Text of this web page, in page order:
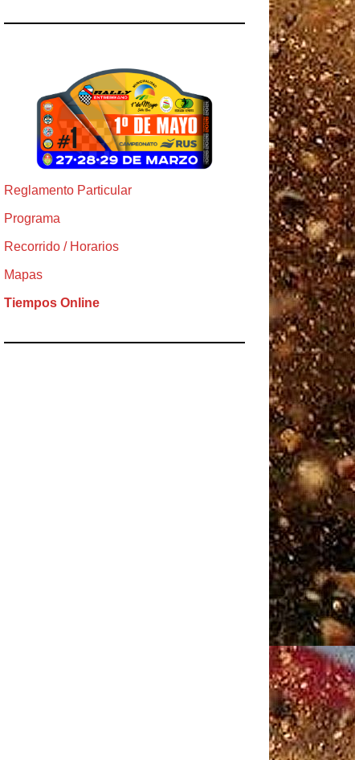
Reglamento Particular
Programa
Recorrido / Horarios
Mapas
Tiempos Online